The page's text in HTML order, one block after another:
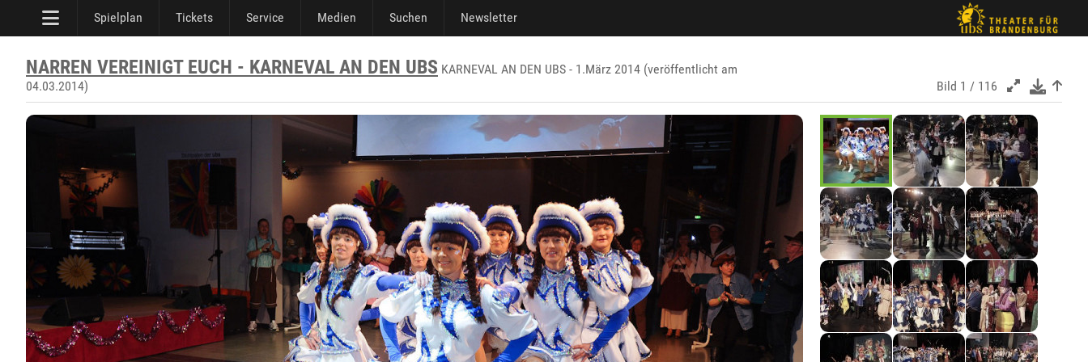
Spielplan Tickets Service Medien Suchen Newsletter
NARREN VEREINIGT EUCH - KARNEVAL AN DEN UBS KARNEVAL AN DEN UBS - 1.März 2014 (veröffentlicht am
04.03.2014)
Bild 1 / 116